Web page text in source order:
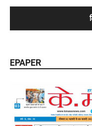
EPAPER